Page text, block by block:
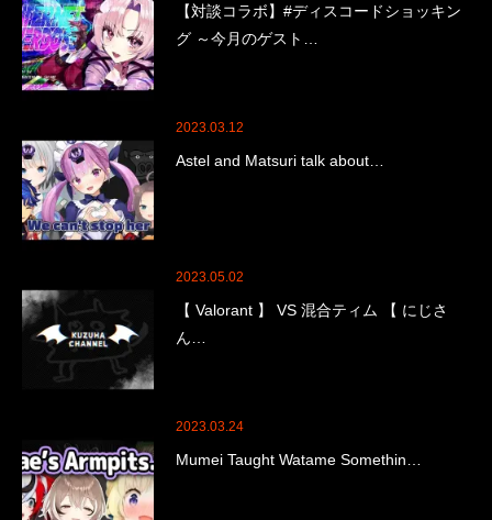
【対談コラボ】#ディスコードショッキン
グ ～今月のゲスト…
2023.03.12
Astel and Matsuri talk about…
2023.05.02
【 Valorant 】 VS 混合ティム 【 にじさ
ん…
2023.03.24
Mumei Taught Watame Somethin…